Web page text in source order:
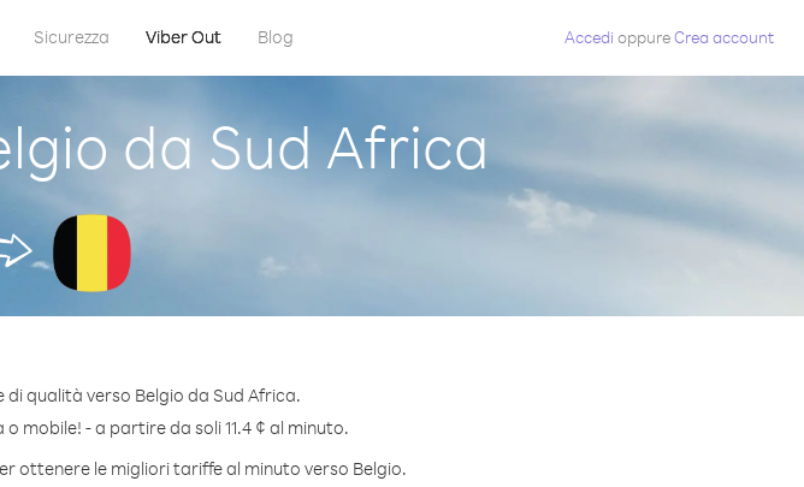
Sicurezza Viber Out Blog Accedi oppureCrea account
da Sud Africa
qualità verso Belgio da Sud Africa.
mobile! - a partire da soli 11.4 ¢ al minuto.
ottenere le migliori tariffe al minuto verso Belgio.